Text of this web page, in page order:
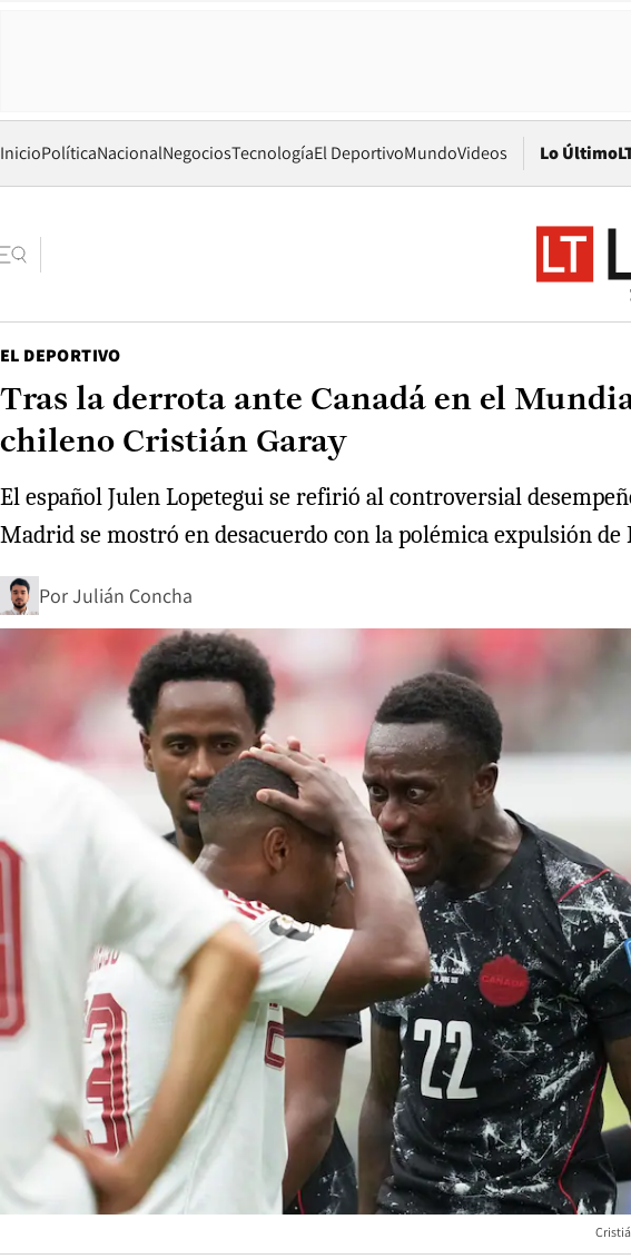
InicioPolíticaNacionalNegociosTecnologíaEl DeportivoMundoVideos Lo Último
EL DEPORTIVO
Tras la derrota ante Canadá en el
chileno Cristián Garay
El español Julen Lopetegui se refirió al controversial
Madrid se mostró en desacuerdo con la polémica expulsión
PorJulián Concha